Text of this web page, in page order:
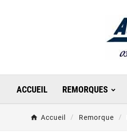
ACCUEIL REMORQUES
Accueil Remorque